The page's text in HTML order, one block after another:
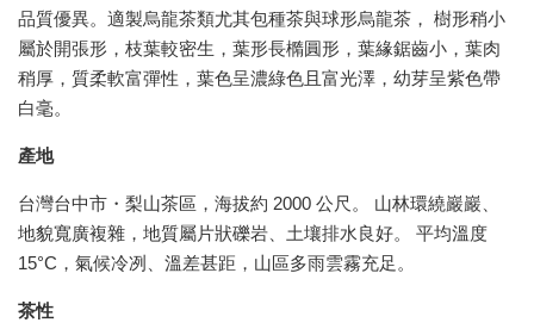
品質優異。適製烏龍茶類尤其包種茶與球形烏龍茶， 樹形稍小
屬於開張形，枝葉較密生，葉形長橢圓形，葉緣鋸齒小，葉肉
稍厚，質柔軟富彈性，葉色呈濃綠色且富光澤，幼芽呈紫色帶
白毫。
產地
台灣台中市・梨山茶區，海拔約 2000 公尺。 山林環繞巖巖、
地貌寬廣複雜，地質屬片狀礫岩、土壤排水良好。 平均溫度
15°C，氣候冷冽、溫差甚距，山區多雨雲霧充足。
茶性